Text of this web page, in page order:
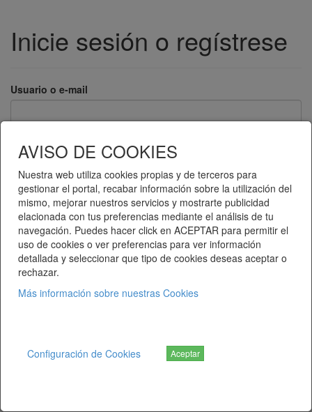
Inicie sesión o regístrese
Usuario o e-mail
Recuérdame
Entrar
¿Ha olvidado su contraseña?
Telematel S.L.
AVISO DE COOKIES
Nuestra web utiliza cookies propias y de terceros para
gestionar el portal, recabar información sobre la utilización del
mismo, mejorar nuestros servicios y mostrarte publicidad
elacionada con tus preferencias mediante el análisis de tu
navegación. Puedes hacer click en ACEPTAR para permitir el
uso de cookies o ver preferencias para ver información
detallada y seleccionar que tipo de cookies deseas aceptar o
rechazar.
Más información sobre nuestras Cookies
Configuración de Cookies Aceptar